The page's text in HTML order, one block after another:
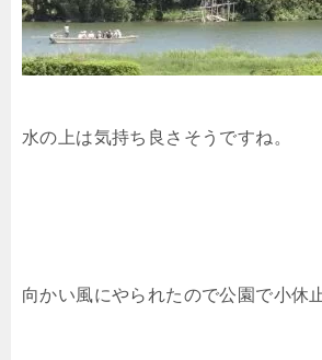
水の上は気持ち良さそうですね。
向かい風にやられたので公園で小休